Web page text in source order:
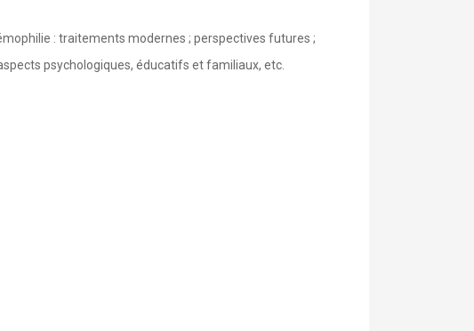
: traitements modernes ; perspectives futures ;
psychologiques, éducatifs et familiaux, etc.